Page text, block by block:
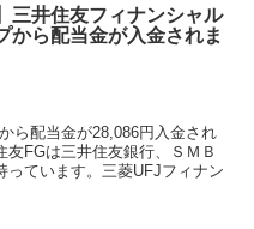
三井住友フィナンシャル
から配当金が入金されま
ら配当金が28,086円入金され
FGは三井住友銀行、ＳＭＢ
っています。三菱UFJフィナン